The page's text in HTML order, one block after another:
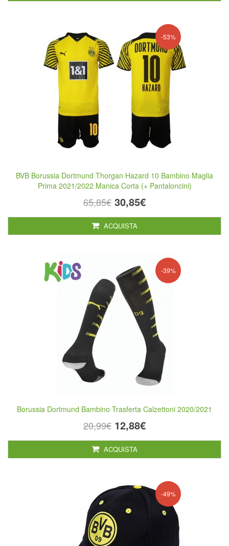
-53%
BVB Borussia Dortmund Thorgan Hazard 10 Bambino Maglia
Prima 2021/2022 Manica Corta (+ Pantaloncini)
65,85€ 30,85€
ACQUISTA
-39%
Borussia Dortmund Bambino Trasferta Calzettoni 2020/2021
20,99€ 12,88€
ACQUISTA
-49%